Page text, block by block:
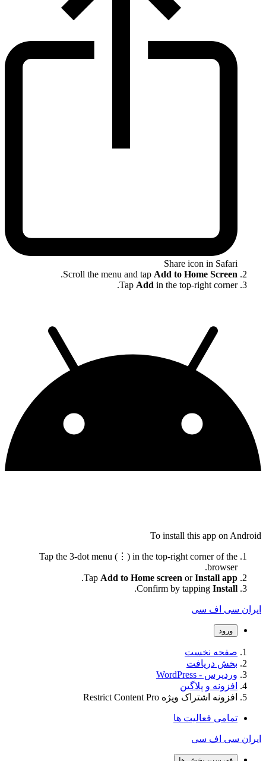
Share icon in Safari
Scroll the menu and tap Add to Home Screen
.
Tap Add in the top-right corner.
To install this app on Android
Tap the 3-dot menu (⋮) in the top-right corner of the
browser.
Tap Add to Home screen orInstall app
.
Confirm by tapping Install
.
ایران سی اف سی
ورود
صفحه نخست
بخش دریافت
وردپرس - WordPress
افزونه و پلاگین
افزونه اشتراک ویژه Restrict Content Pro
تمامی فعالیت ها
ایران سی اف سی